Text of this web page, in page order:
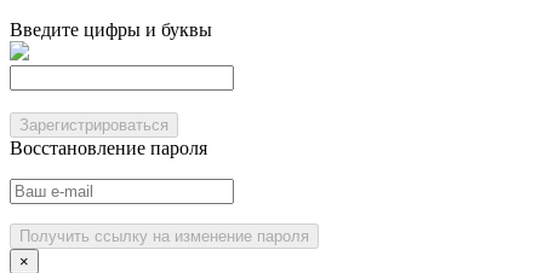
Введите цифры и буквы
Зарегистрироваться
Восстановление пароля
Получить ссылку на изменение пароля
×